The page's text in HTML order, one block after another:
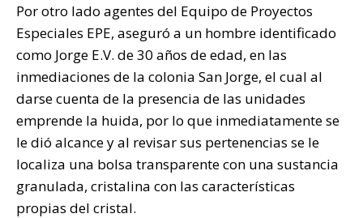
Por otro lado agentes del Equipo de Proyectos
Especiales EPE, aseguró a un hombre identificado
como Jorge E.V. de 30 años de edad, en las
inmediaciones de la colonia San Jorge, el cual al
darse cuenta de la presencia de las unidades
emprende la huida, por lo que inmediatamente se
le dió alcance y al revisar sus pertenencias se le
localiza una bolsa transparente con una sustancia
granulada, cristalina con las características
propias del cristal.